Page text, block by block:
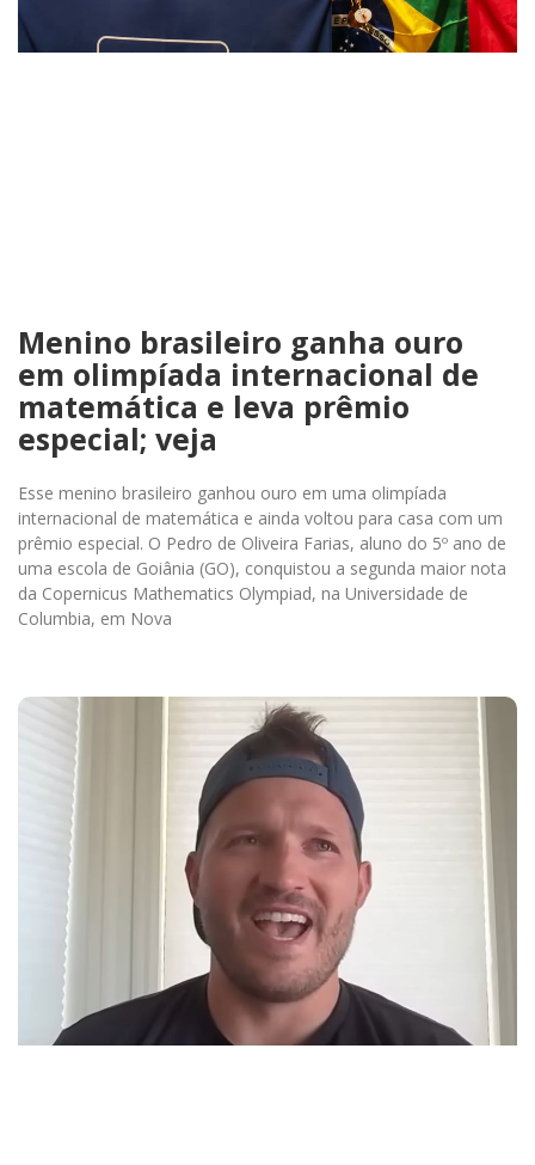
Menino brasileiro ganha ouro
em olimpíada internacional de
matemática e leva prêmio
especial; veja
Esse menino brasileiro ganhou ouro em uma olimpíada
internacional de matemática e ainda voltou para casa com um
prêmio especial. O Pedro de Oliveira Farias, aluno do 5º ano de
uma escola de Goiânia (GO), conquistou a segunda maior nota
da Copernicus Mathematics Olympiad, na Universidade de
Columbia, em Nova